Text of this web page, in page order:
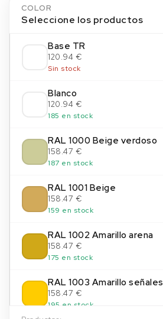
COLOR
Seleccione los productos
Base TR
120.94 €
Sin stock
Blanco
120.94 €
185 en stock
RAL 1000 Beige verdoso
158.47 €
187 en stock
RAL 1001 Beige
158.47 €
159 en stock
RAL 1002 Amarillo arena
158.47 €
175 en stock
RAL 1003 Amarillo señales
158.47 €
195 en stock